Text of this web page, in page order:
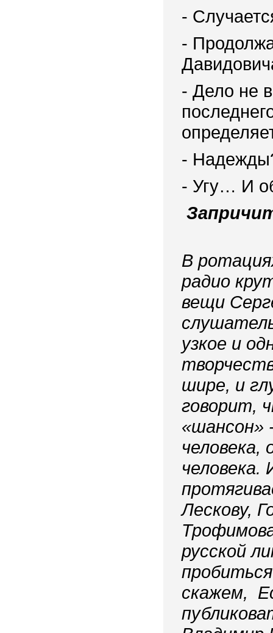
-
-
- Дело не
-
- Угу… И
В
радио
вещи
узкое и
шире, и
говорит,
«шансон»
человека,
Лескову,
русской
скажем,